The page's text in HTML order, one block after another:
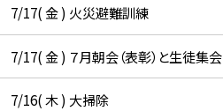
7/17( 金 ) 火災避難訓練
7/17( 金 ) ７月朝会（表彰）と生徒集会
7/16( 木 ) 大掃除